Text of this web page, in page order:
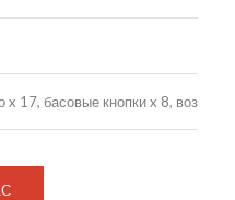
17, басовые кнопки x 8,